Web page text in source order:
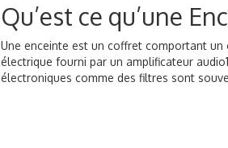
Qu’est ce qu’une
Une enceinte est un coffret comportant
électrique fourni par un amplificateur
électroniques comme des filtres sont